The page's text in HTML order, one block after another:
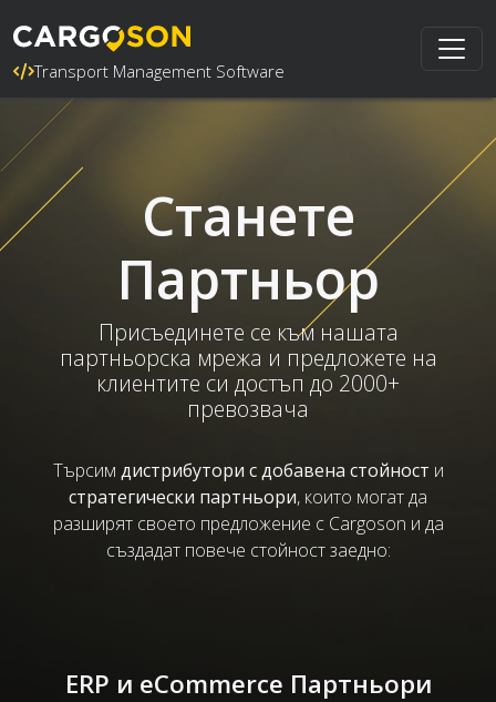
Transport Management Software
Станете
Партньор
Присъединете се към нашата
партньорска мрежа и предложете на
клиентите си достъп до 2000+
превозвача
Търсим дистрибутори с добавена стойност и
стратегически партньори, които могат да
разширят своето предложение с Cargoson и да
създадат повече стойност заедно:
ERP и eCommerce Партньори